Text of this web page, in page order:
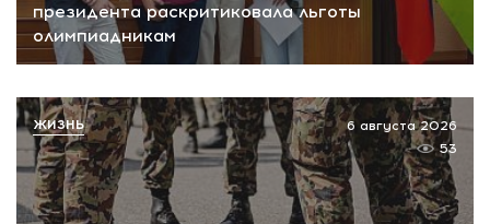
президента раскритиковала льготы
олимпиадникам
6 августа 2026
53
ЖИЗНЬ